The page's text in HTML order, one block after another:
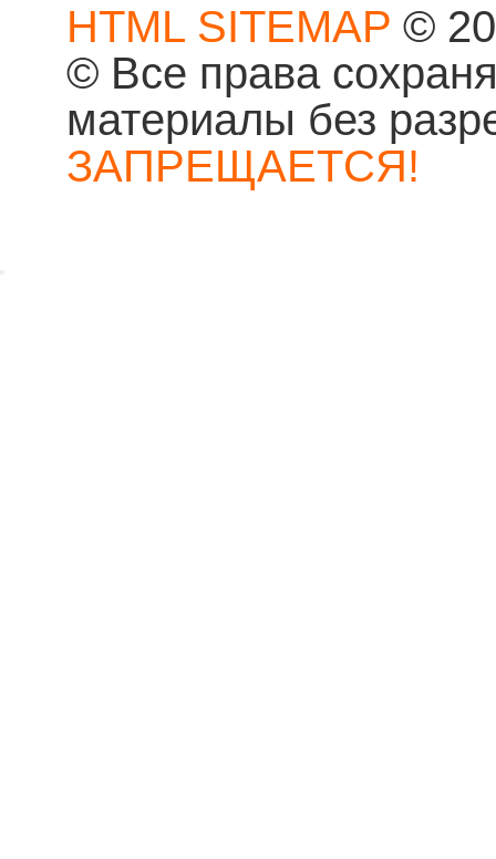
HTML SITEMAP ©
© Все права
материалы без
ЗАПРЕЩАЕТСЯ!